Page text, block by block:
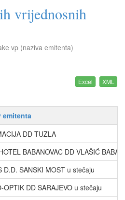
vrijednosnih
vp (naziva emitenta)
emitenta
DD TUZLA
BABANOVAC DD VLAŠIĆ
D.D. SANSKI MOST u stečaju
OPTIK DD SARAJEVO u stečaju